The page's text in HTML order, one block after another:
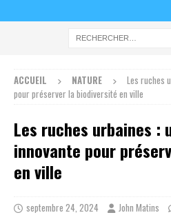
ACCUEIL NATURE
Les ruches
pour préserver la biodiversité en ville
Les ruches urbaines :
innovante pour
en ville
septembre 24, 2024 John Matins